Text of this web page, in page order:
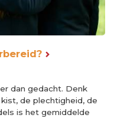
dan gedacht. Denk
de plechtigheid, de
is het gemiddelde